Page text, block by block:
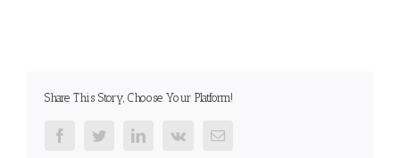
Share This Story, Choose Your Platform!
FacebookTwitterLinkedInVk Email